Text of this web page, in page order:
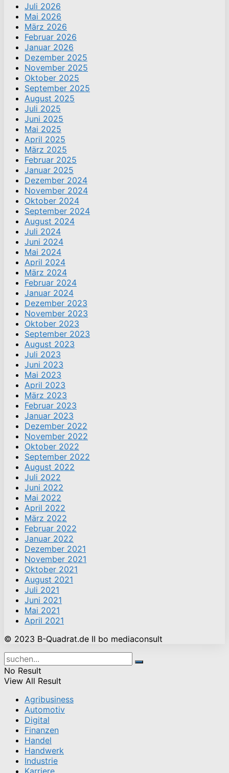
Juli 2026
Mai 2026
März 2026
Februar 2026
Januar 2026
Dezember 2025
November 2025
Oktober 2025
September 2025
August 2025
Juli 2025
Juni 2025
Mai 2025
April 2025
März 2025
Februar 2025
Januar 2025
Dezember 2024
November 2024
Oktober 2024
September 2024
August 2024
Juli 2024
Juni 2024
Mai 2024
April 2024
März 2024
Februar 2024
Januar 2024
Dezember 2023
November 2023
Oktober 2023
September 2023
August 2023
Juli 2023
Juni 2023
Mai 2023
April 2023
März 2023
Februar 2023
Januar 2023
Dezember 2022
November 2022
Oktober 2022
September 2022
August 2022
Juli 2022
Juni 2022
Mai 2022
April 2022
März 2022
Februar 2022
Januar 2022
Dezember 2021
November 2021
Oktober 2021
August 2021
Juli 2021
Juni 2021
Mai 2021
April 2021
© 2023 B-Quadrat.de II bo mediaconsult
No Result
View All Result
Agribusiness
Automotiv
Digital
Finanzen
Handel
Handwerk
Industrie
Karriere